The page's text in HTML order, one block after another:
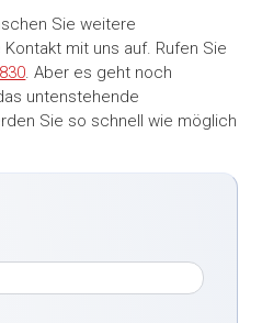
Sie weitere
mit uns auf. Rufen Sie
. Aber es geht noch
untenstehende
Sie so schnell wie möglich